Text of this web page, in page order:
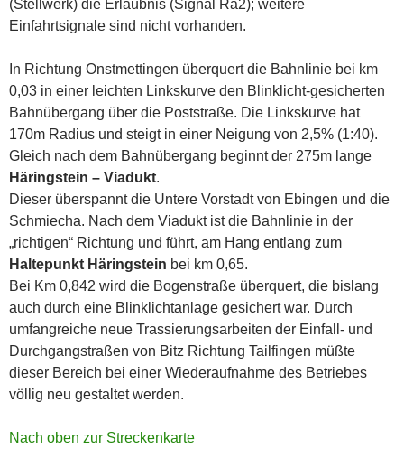
(Stellwerk) die Erlaubnis (Signal Ra2); weitere
Einfahrtsignale sind nicht vorhanden.
In Richtung Onstmettingen überquert die Bahnlinie bei km
0,03 in einer leichten Linkskurve den Blinklicht-gesicherten
Bahnübergang über die Poststraße. Die Linkskurve hat
170m Radius und steigt in einer Neigung von 2,5% (1:40).
Gleich nach dem Bahnübergang beginnt der 275m lange
Häringstein – Viadukt.
Dieser überspannt die Untere Vorstadt von Ebingen und die
Schmiecha. Nach dem Viadukt ist die Bahnlinie in der
„richtigen“ Richtung und führt, am Hang entlang zum
Haltepunkt Häringstein bei km 0,65.
Bei Km 0,842 wird die Bogenstraße überquert, die bislang
auch durch eine Blinklichtanlage gesichert war. Durch
umfangreiche neue Trassierungsarbeiten der Einfall- und
Durchgangstraßen von Bitz Richtung Tailfingen müßte
dieser Bereich bei einer Wiederaufnahme des Betriebes
völlig neu gestaltet werden.
Nach oben zur Streckenkarte